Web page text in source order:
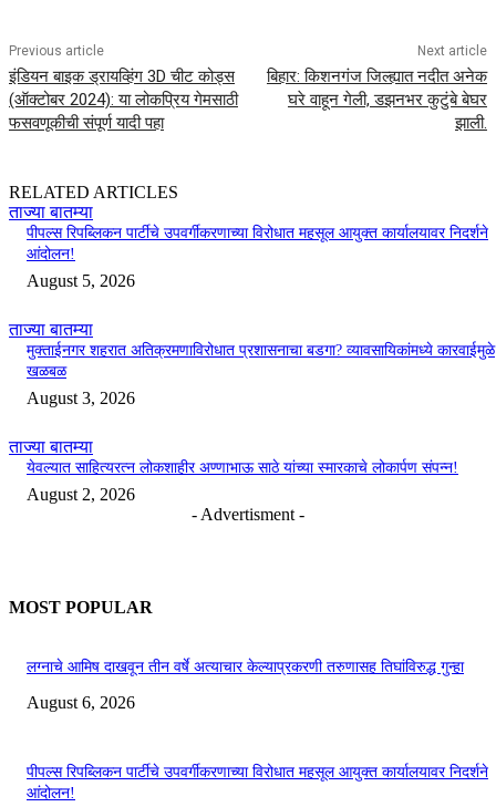
Previous article
इंडियन बाइक ड्रायव्हिंग 3D चीट कोड्स
(ऑक्टोबर 2024): या लोकप्रिय गेमसाठी
फसवणूकीची संपूर्ण यादी पहा
Next article
बिहार: किशनगंज जिल्ह्यात नदीत अनेक
घरे वाहून गेली, डझनभर कुटुंबे बेघर
झाली.
RELATED ARTICLES
ताज्या बातम्या
पीपल्स रिपब्लिकन पार्टीचे उपवर्गीकरणाच्या विरोधात महसूल आयुक्त कार्यालयावर निदर्शने
आंदोलन!
August 5, 2026
ताज्या बातम्या
मुक्ताईनगर शहरात अतिक्रमणाविरोधात प्रशासनाचा बडगा? व्यावसायिकांमध्ये कारवाईमुळे
खळबळ
August 3, 2026
ताज्या बातम्या
येवल्यात साहित्यरत्न लोकशाहीर अण्णाभाऊ साठे यांच्या स्मारकाचे लोकार्पण संपन्न!
August 2, 2026
- Advertisment -
MOST POPULAR
लग्नाचे आमिष दाखवून तीन वर्षे अत्याचार केल्याप्रकरणी तरुणासह तिघांविरुद्ध गुन्हा
August 6, 2026
पीपल्स रिपब्लिकन पार्टीचे उपवर्गीकरणाच्या विरोधात महसूल आयुक्त कार्यालयावर निदर्शने
आंदोलन!